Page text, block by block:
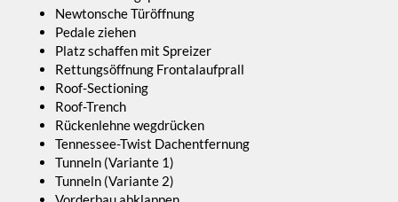
Newtonsche Türöffnung
Pedale ziehen
Platz schaffen mit Spreizer
Rettungsöffnung Frontalaufprall
Roof-Sectioning
Roof-Trench
Rückenlehne wegdrücken
Tennessee-Twist Dachentfernung
Tunneln (Variante 1)
Tunneln (Variante 2)